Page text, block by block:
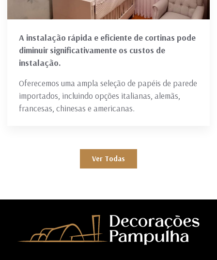
A instalação rápida e eficiente de cortinas pode
diminuir significativamente os custos de
instalação.
Oferecemos uma ampla seleção de papéis de parede
importados, incluindo opções italianas, alemãs,
francesas, chinesas e americanas.
Ver Todas